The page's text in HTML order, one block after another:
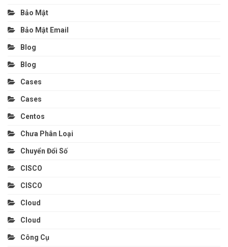
Bảo Mật
Bảo Mật Email
Blog
Blog
Cases
Cases
Centos
Chưa Phân Loại
Chuyển Đổi Số
CISCO
CISCO
Cloud
Cloud
Công Cụ